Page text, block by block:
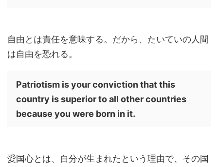
自由とは責任を意味する。だから、たいていの人間
は自由を恐れる。
Patriotism is your conviction that this
country is superior to all other countries
because you were born in it.
愛国心とは、自分が生まれたという理由で、その国